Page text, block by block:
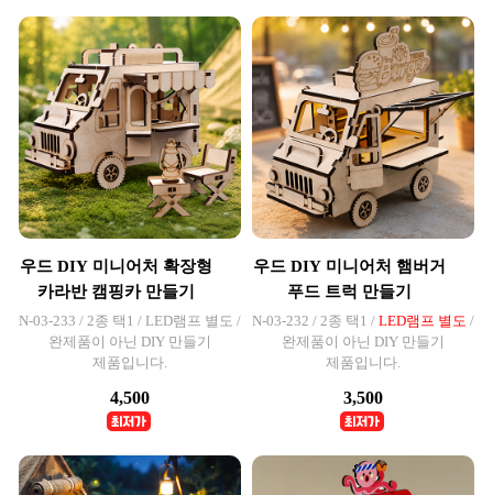
우드 DIY 미니어처 확장형
카라반 캠핑카 만들기
N-03-233 / 2종 택1 / LED램프 별도 /
완제품이 아닌 DIY 만들기
제품입니다.
4,500
우드 DIY 미니어처 햄버거
푸드 트럭 만들기
N-03-232 / 2종 택1 / LED램프 별도 /
완제품이 아닌 DIY 만들기
제품입니다.
3,500